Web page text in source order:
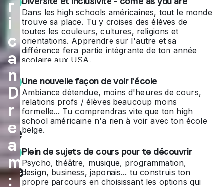
US
A,
c'e
st
LA
me
ille
ure
r
i
c
a
n
D
r
e
a
m
:
Dans les high schools américaines, tout le monde
trouve sa place. Tu y croises des élèves de
toutes les couleurs, cultures, religions et
orientations. Apprendre sur l'autre et sa
différence fera partie intégrante de ton année
scolaire aux USA.
Une nouvelle façon de voir l'école
Ambiance détendue, moins d'heures de cours,
relations profs / élèves beaucoup moins
formelle... Tu comprendras vite que ton high
school américaine n'a rien à voir avec ton école
belge.
Plein de sujets de cours pour te découvrir
Psycho, théâtre, musique, programmation,
design, business, japonais... tu construis ton
propre parcours en choisissant les options qui